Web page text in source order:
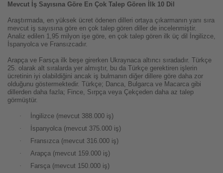
Mevcut İş Sayısına Göre En Çok Talep Gören İlk 10 Dil
Araştırmada, en yüksek ücret ödenen dilleri ortaya çıkarmanın yanı sıra
mevcut iş sayısına göre en çok talep gören diller de incelenmiştir.
Analiz edilen 1,95 milyon işe göre, en çok talep gören ilk üç dil İngilizce,
İspanyolca ve Fransızcadır.
Arapça ve Farsça ilk beşe girerken Ukraynaca altıncı sıradadır. Türkçe
25. olarak alt sıralarda yer almıştır, bu da Türkçe gerektiren işlerin
ücretinin iyi olabildiğini ancak iş bulmanın diğer dillere göre daha zor
olduğunu göstermektedir. Türkçe; Danca, Bulgarca ve Macarca gibi
dillerden daha fazla; Fince, Sırpça veya Çekçeden daha az talep
görmüştür.
·
İngilizce (mevcut 388.000 iş)
·
İspanyolca (mevcut 375.000 iş)
·
Fransızca (mevcut 316.000 iş)
·
Arapça (mevcut 159.000 iş)
·
Farsça (mevcut 150.000 iş)